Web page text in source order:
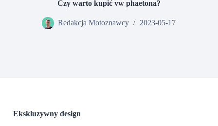
Czy warto kupić vw phaetona?
Redakcja Motoznawcy 2023-05-17
Ekskluzywny design